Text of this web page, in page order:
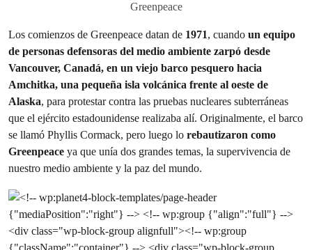
Greenpeace
Los comienzos de Greenpeace datan de 1971, cuando un equipo
de personas defensoras del medio ambiente zarpó desde
Vancouver, Canadá, en un viejo barco pesquero hacia
Amchitka, una pequeña isla volcánica frente al oeste de
Alaska, para protestar contra las pruebas nucleares subterráneas
que el ejército estadounidense realizaba alí. Originalmente, el barco
se llamó Phyllis Cormack, pero luego lo rebautizaron como
Greenpeace ya que unía dos grandes temas, la supervivencia de
nuestro medio ambiente y la paz del mundo.